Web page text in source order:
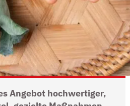
Angebot hochwertiger,